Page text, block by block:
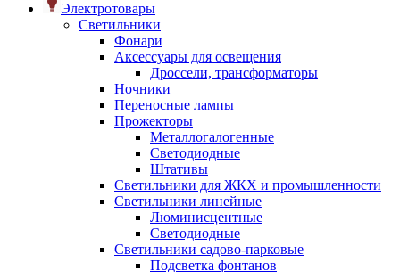
Электротовары
Светильники
Фонари
Аксессуары для освещения
Дроссели, трансформаторы
Ночники
Переносные лампы
Прожекторы
Металлогалогенные
Светодиодные
Штативы
Светильники для ЖКХ и промышленности
Светильники линейные
Люминисцентные
Светодиодные
Светильники садово-парковые
Подсветка фонтанов